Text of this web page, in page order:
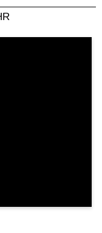
es dir vor...